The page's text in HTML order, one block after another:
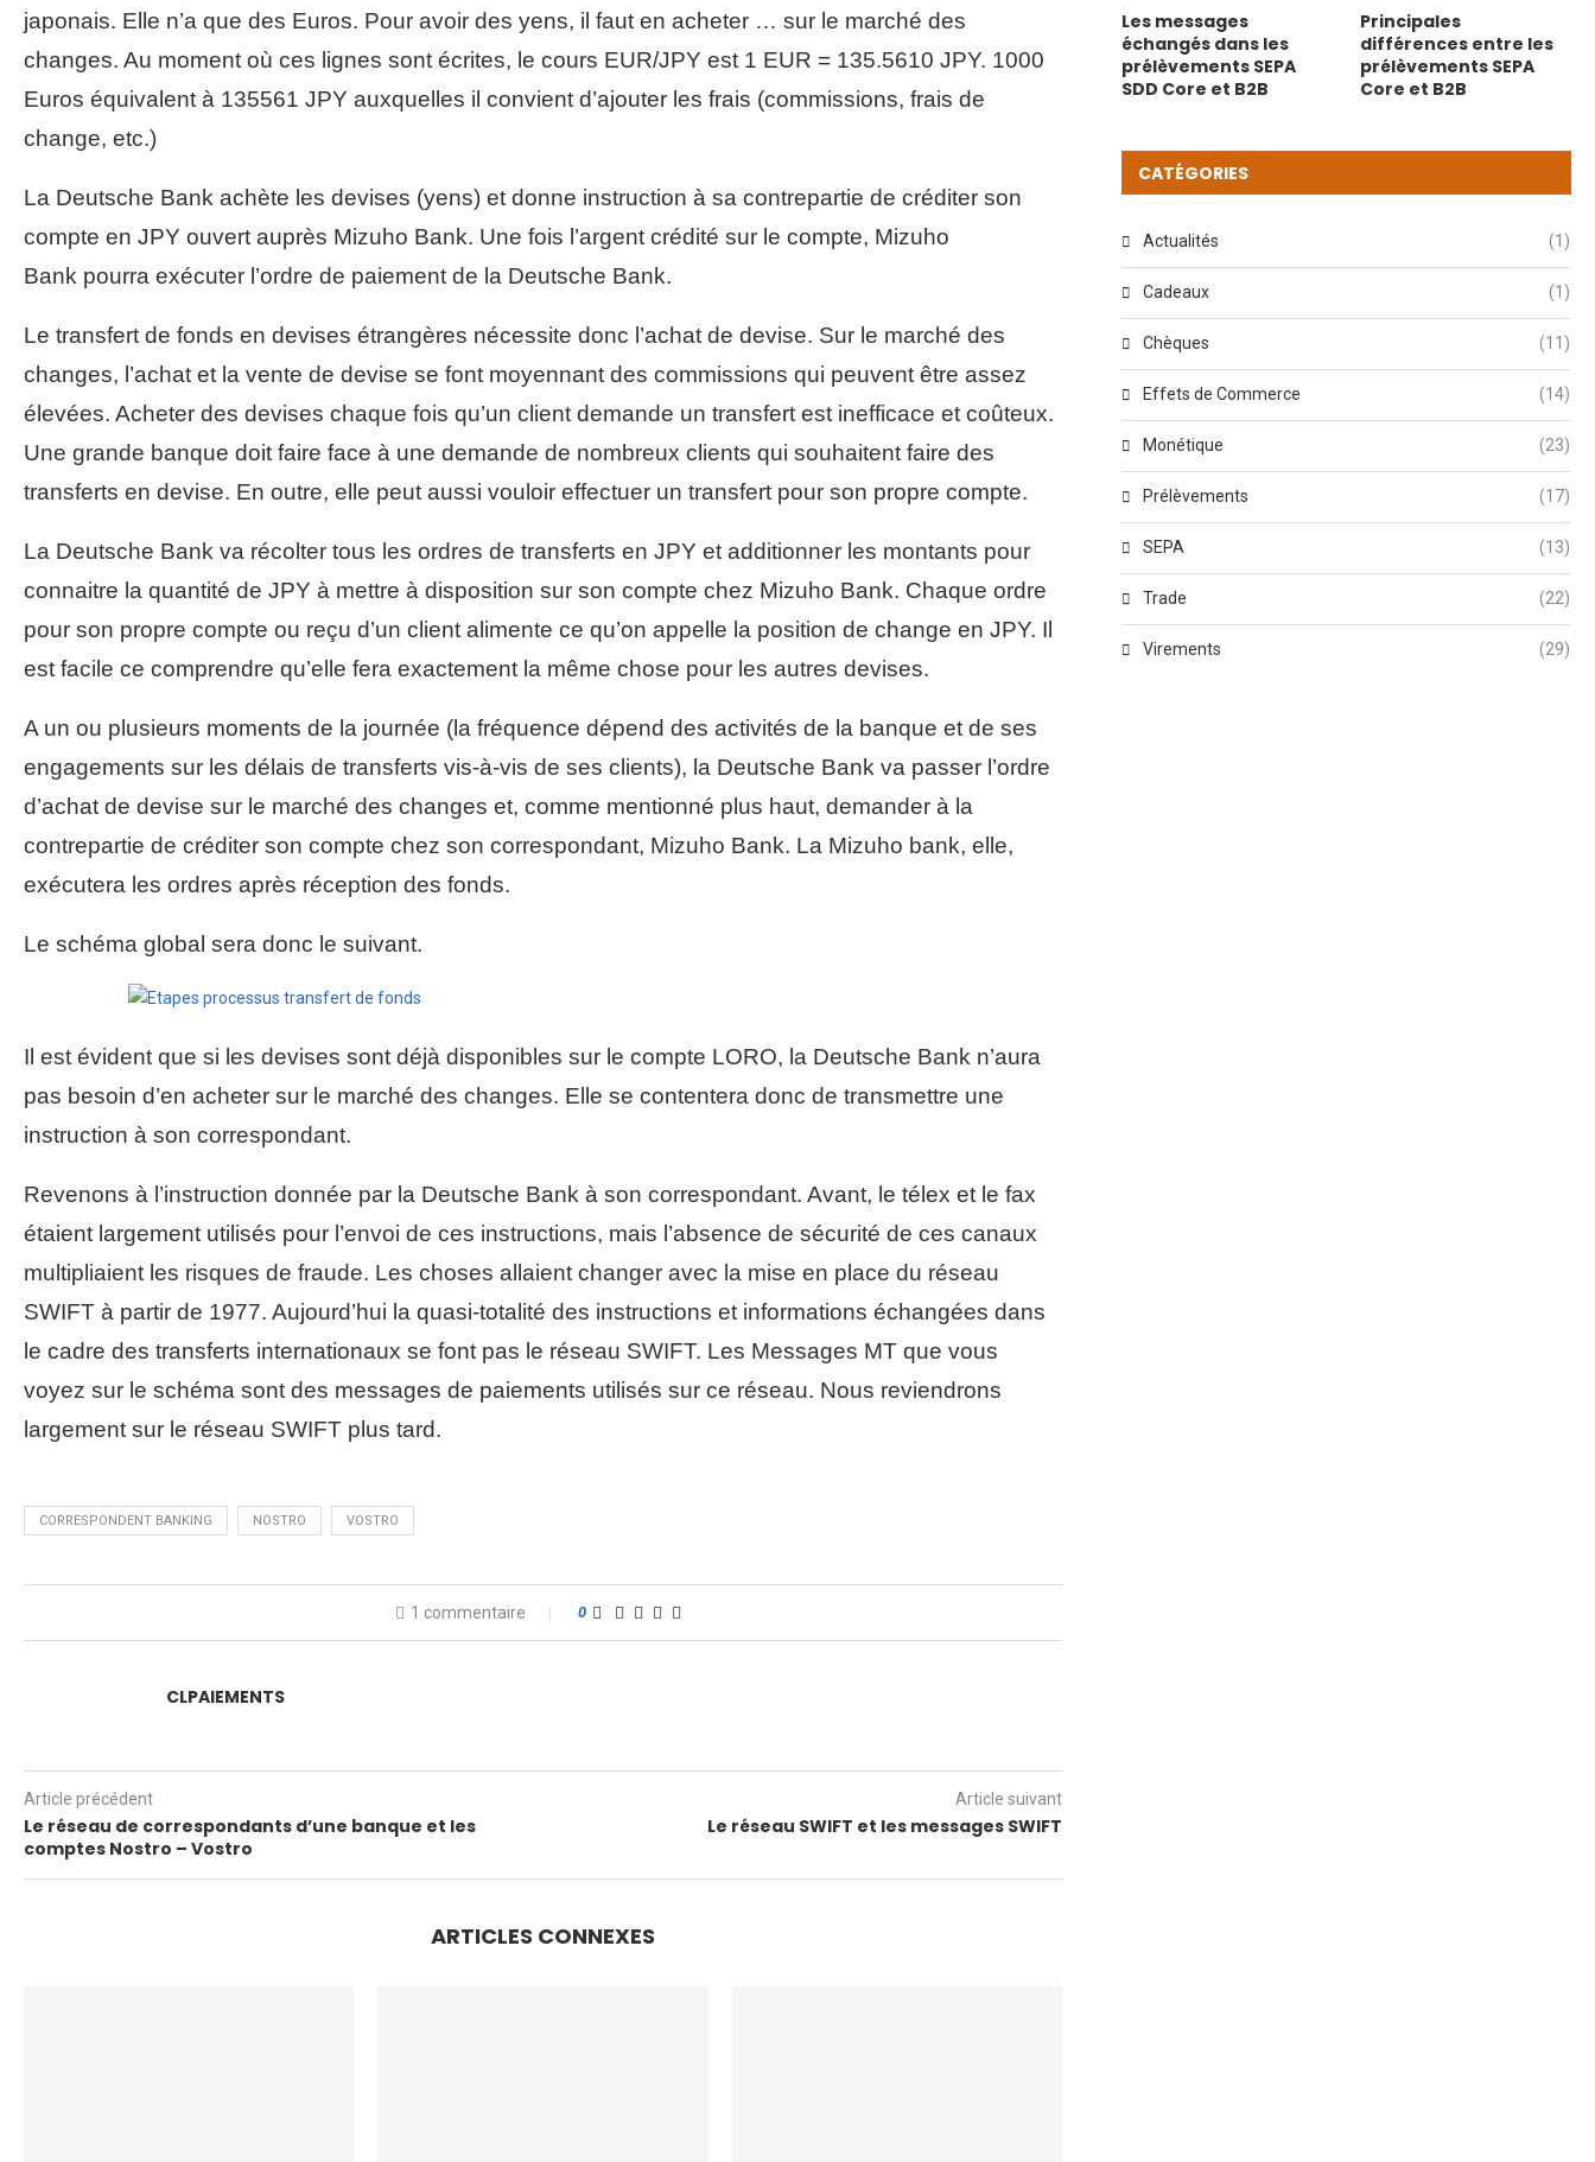
japonais. Elle n’a que des Euros. Pour avoir des yens, il faut en acheter … sur le marché des
changes. Au moment où ces lignes sont écrites, le cours EUR/JPY est 1 EUR = 135.5610 JPY. 1000
Euros équivalent à 135561 JPY auxquelles il convient d’ajouter les frais (commissions, frais de
change, etc.)
La Deutsche Bank achète les devises (yens) et donne instruction à sa contrepartie de créditer son
compte en JPY ouvert auprès Mizuho Bank. Une fois l’argent crédité sur le compte, Mizuho
Bank pourra exécuter l’ordre de paiement de la Deutsche Bank.
Le transfert de fonds en devises étrangères nécessite donc l’achat de devise. Sur le marché des
changes, l’achat et la vente de devise se font moyennant des commissions qui peuvent être assez
élevées. Acheter des devises chaque fois qu’un client demande un transfert est inefficace et coûteux.
Une grande banque doit faire face à une demande de nombreux clients qui souhaitent faire des
transferts en devise. En outre, elle peut aussi vouloir effectuer un transfert pour son propre compte.
La Deutsche Bank va récolter tous les ordres de transferts en JPY et additionner les montants pour
connaitre la quantité de JPY à mettre à disposition sur son compte chez Mizuho Bank. Chaque ordre
pour son propre compte ou reçu d’un client alimente ce qu’on appelle la position de change en JPY. Il
est facile ce comprendre qu’elle fera exactement la même chose pour les autres devises.
A un ou plusieurs moments de la journée (la fréquence dépend des activités de la banque et de ses
engagements sur les délais de transferts vis-à-vis de ses clients), la Deutsche Bank va passer l’ordre
d’achat de devise sur le marché des changes et, comme mentionné plus haut, demander à la
contrepartie de créditer son compte chez son correspondant, Mizuho Bank. La Mizuho bank, elle,
exécutera les ordres après réception des fonds.
Le schéma global sera donc le suivant.
Il est évident que si les devises sont déjà disponibles sur le compte LORO, la Deutsche Bank n’aura
pas besoin d’en acheter sur le marché des changes. Elle se contentera donc de transmettre une
instruction à son correspondant.
Revenons à l’instruction donnée par la Deutsche Bank à son correspondant. Avant, le télex et le fax
étaient largement utilisés pour l’envoi de ces instructions, mais l’absence de sécurité de ces canaux
multipliaient les risques de fraude. Les choses allaient changer avec la mise en place du réseau
SWIFT à partir de 1977. Aujourd’hui la quasi-totalité des instructions et informations échangées dans
le cadre des transferts internationaux se font pas le réseau SWIFT. Les Messages MT que vous
voyez sur le schéma sont des messages de paiements utilisés sur ce réseau. Nous reviendrons
largement sur le réseau SWIFT plus tard.
CORRESPONDENT BANKING NOSTRO VOSTRO
1 commentaire 0
CLPAIEMENTS
Article précédent
Le réseau de correspondants d’une banque et les
comptes Nostro – Vostro
Article suivant
Le réseau SWIFT et les messages SWIFT
ARTICLES CONNEXES
Les messages
échangés dans les
prélèvements SEPA
SDD Core et B2B
Principales
différences entre les
prélèvements SEPA
Core et B2B
CATÉGORIES
Actualités (1)
Cadeaux (1)
Chèques (11)
Effets de Commerce (14)
Monétique (23)
Prélèvements (17)
SEPA (13)
Trade (22)
Virements (29)